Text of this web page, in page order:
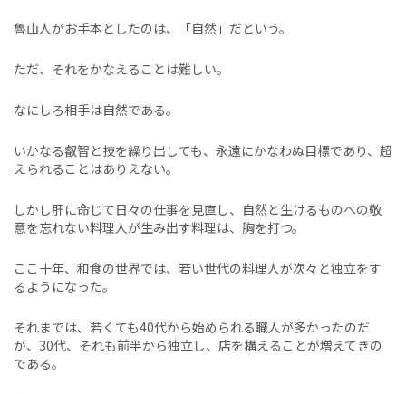
魯山人がお手本としたのは、「自然」だという。
ただ、それをかなえることは難しい。
なにしろ相手は自然である。
いかなる叡智と技を繰り出しても、永遠にかなわぬ目標であり、超
えられることはありえない。
しかし肝に命じて日々の仕事を見直し、自然と生けるものへの敬
意を忘れない料理人が生み出す料理は、胸を打つ。
ここ十年、和食の世界では、若い世代の料理人が次々と独立をす
るようになった。
それまでは、若くても40代から始められる職人が多かったのだ
が、30代、それも前半から独立し、店を構えることが増えてきの
である。